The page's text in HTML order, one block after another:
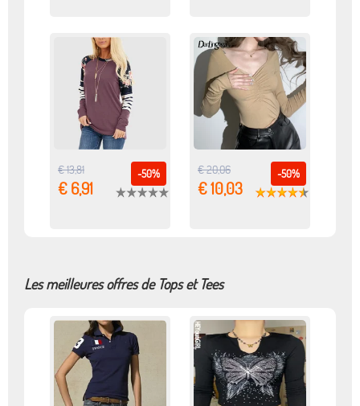
-50%
€ 13,81
€ 6,91
-50%
€ 20,06
€ 10,03
Les meilleures offres de Tops et Tees